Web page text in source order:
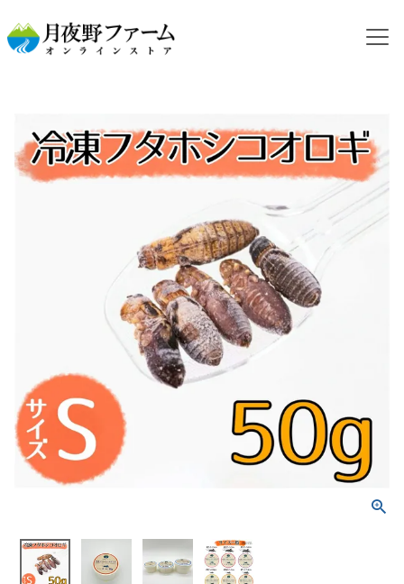
NEW【冷凍餌】フタホシコオロギ S 50ｇ